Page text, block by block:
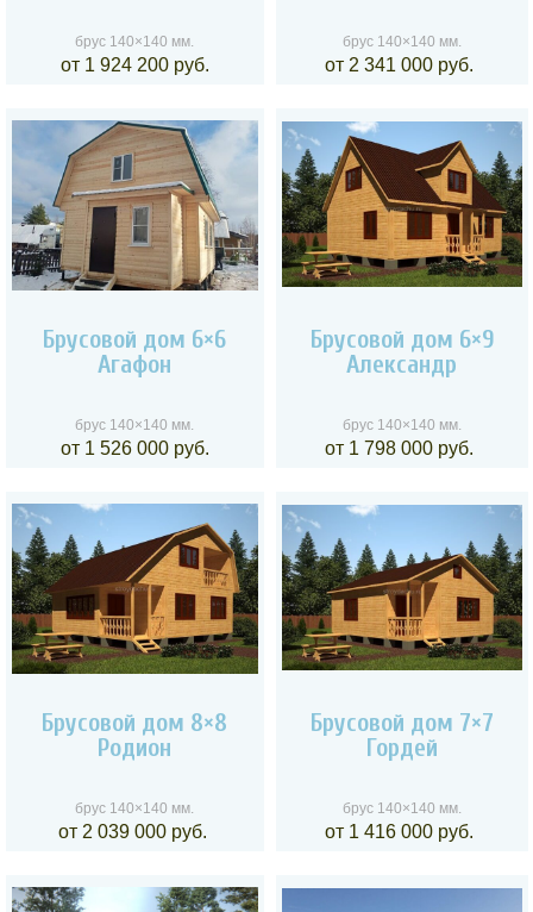
брус 140×140 мм.
от 1 924 200 руб.
брус 140×140 мм.
от 2 341 000 руб.
Брусовой дом 6×6
Агафон
Брусовой дом 6×9
Александр
брус 140×140 мм.
от 1 526 000 руб.
брус 140×140 мм.
от 1 798 000 руб.
Брусовой дом 8×8
Родион
Брусовой дом 7×7
Гордей
брус 140×140 мм.
от 2 039 000 руб.
брус 140×140 мм.
от 1 416 000 руб.